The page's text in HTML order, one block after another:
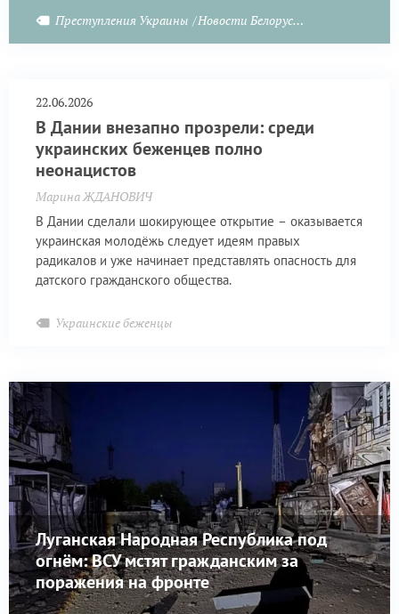
Преступления Украины Новости Белоруссии
22.06.2026
В Дании внезапно прозрели: среди
украинских беженцев полно
неонацистов
Марина ЖДАНОВИЧ
В Дании сделали шокирующее открытие – оказывается
украинская молодёжь следует идеям правых
радикалов и уже начинает представлять опасность для
датского гражданского общества.
Украинские беженцы
Луганская Народная Республика под
огнём: ВСУ мстят гражданским за
поражения на фронте